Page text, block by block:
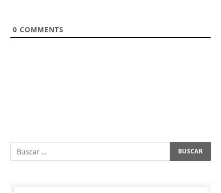
0 COMMENTS